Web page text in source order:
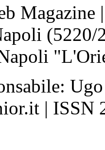
Magazine
| ISSN